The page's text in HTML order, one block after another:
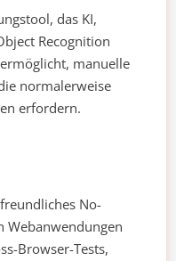
das KI,
Recognition
manuelle
normalerweise
erfordern.
No-
Webanwendungen
Browser-Tests,